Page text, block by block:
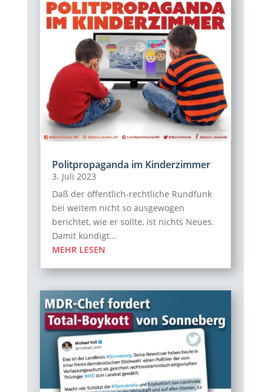
Politpropaganda im Kinderzimmer
3. Juli 2023
Daß der öffentlich-rechtliche Rundfunk
bei weitem nicht so ausgewogen
berichtet, wie er sollte, ist nichts Neues.
Damit kündigt...
MEHR LESEN